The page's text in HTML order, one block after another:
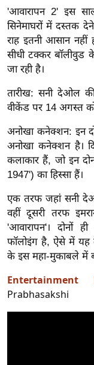
वु
ड
हॉ
ली
वु
ड
फि
ल्म
स
मी
क्षा
r
e
a
k
n
g
N
'आवारापन 2' इस
सिनेमाघरों में दस्तक
राह इतनी आसान
सीधी टक्कर बॉलीवुड
जा रही है।
तारीख: सनी देओल की
वीकेंड पर 14 अगस्त
अनोखा कनेक्शन: इन
अनोखा कनेक्शन है।
कलाकार हैं, जो इन
1947') का हिस्सा हैं।
एक तरफ जहां सनी
वहीं दूसरी तरफ
'आवारापन'। दोनों
फॉलोइंग है, ऐसे में यह
के इस महा-मुकाबले में
Prabhasakshi